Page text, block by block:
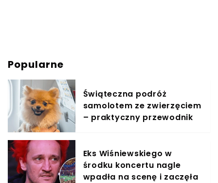
Popularne
Świąteczna podróż
samolotem ze zwierzęciem
– praktyczny przewodnik
Eks Wiśniewskiego w
środku koncertu nagle
wpadła na scenę i zaczęła